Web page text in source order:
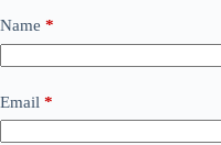
Name *
Email *